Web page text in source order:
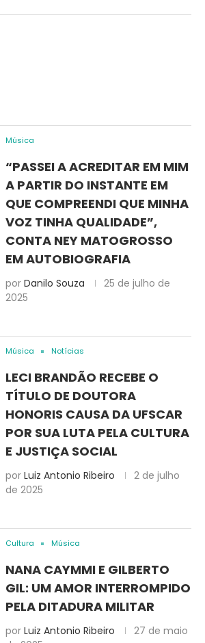
Música
“PASSEI A ACREDITAR EM MIM
A PARTIR DO INSTANTE EM
QUE COMPREENDI QUE MINHA
VOZ TINHA QUALIDADE”,
CONTA NEY MATOGROSSO
EM AUTOBIOGRAFIA
por Danilo Souza
25 de julho de
2025
Música Notícias
LECI BRANDÃO RECEBE O
TÍTULO DE DOUTORA
HONORIS CAUSA DA UFSCAR
POR SUA LUTA PELA CULTURA
E JUSTIÇA SOCIAL
por Luiz Antonio Ribeiro
2 de julho
de 2025
Cultura Música
NANA CAYMMI E GILBERTO
GIL: UM AMOR INTERROMPIDO
PELA DITADURA MILITAR
por Luiz Antonio Ribeiro
27 de maio